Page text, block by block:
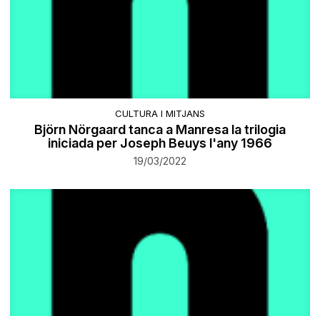
CULTURA I MITJANS
Björn Nörgaard tanca a Manresa la trilogia
iniciada per Joseph Beuys l'any 1966
19/03/2022